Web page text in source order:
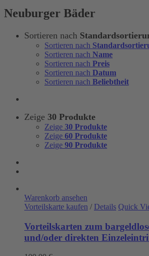
Neuburger Bäder
Sortieren nach
Sortieren nach
Sortieren nach Name
Sortieren nach Preis
Sortieren nach Datum
Sortieren nach Beliebtheit
Zeige 30 Produkte
Zeige 30 Produkte
Zeige 60 Produkte
Zeige 90 Produkte
Warenkorb ansehen
Vorteilskarte kaufen / Details Quick
Vorteilskarten zum
und/oder direkten